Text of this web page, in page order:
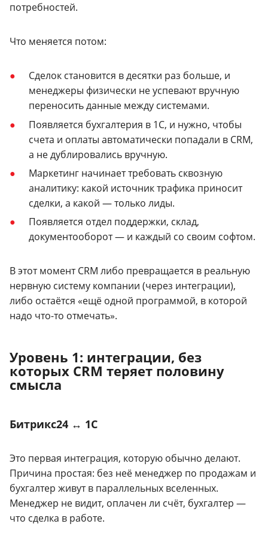
потребностей.
Что меняется потом:
Сделок становится в десятки раз больше, и
менеджеры физически не успевают вручную
переносить данные между системами.
Появляется бухгалтерия в 1С, и нужно, чтобы
счета и оплаты автоматически попадали в CRM,
а не дублировались вручную.
Маркетинг начинает требовать сквозную
аналитику: какой источник трафика приносит
сделки, а какой — только лиды.
Появляется отдел поддержки, склад,
документооборот — и каждый со своим софтом.
В этот момент CRM либо превращается в реальную
нервную систему компании (через интеграции),
либо остаётся «ещё одной программой, в которой
надо что-то отмечать».
Уровень 1: интеграции, без
которых CRM теряет половину
смысла
Битрикс24 ↔ 1С
Это первая интеграция, которую обычно делают.
Причина простая: без неё менеджер по продажам и
бухгалтер живут в параллельных вселенных.
Менеджер не видит, оплачен ли счёт, бухгалтер —
что сделка в работе.